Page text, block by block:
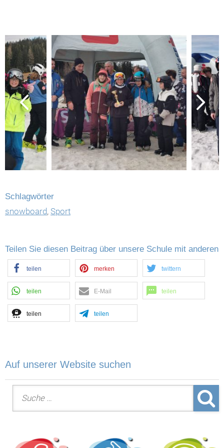
Schlagwörter
snowboard, Sport
Teilen Sie diesen Beitrag über unsere Schule mit anderen
teilen merken twittern
teilen E-Mail teilen
teilen teilen
Auf unserer Website suchen
Suche nach: